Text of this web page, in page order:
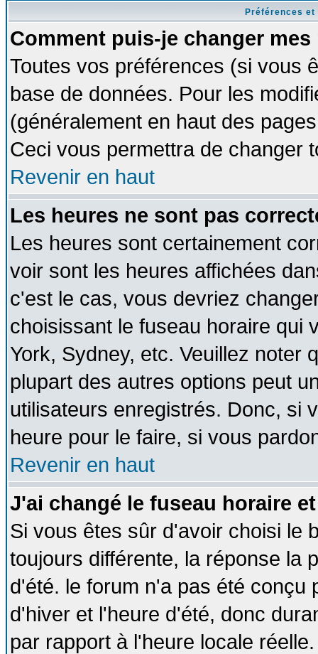
Préférences
Comment puis-je changer mes
Toutes vos préférences (si vous
base de données. Pour les
(généralement en haut des
Ceci vous permettra de changer
Revenir en haut
Les heures ne sont pas
Les heures sont certainement
voir sont les heures affichées
c'est le cas, vous devriez
choisissant le fuseau horaire qui
York, Sydney, etc. Veuillez noter
plupart des autres options peut
utilisateurs enregistrés. Donc, si
heure pour le faire, si vous
Revenir en haut
J'ai changé le fuseau horaire
Si vous êtes sûr d'avoir choisi le
toujours différente, la réponse la
d'été. le forum n'a pas été conçu
d'hiver et l'heure d'été, donc
par rapport à l'heure locale réelle.